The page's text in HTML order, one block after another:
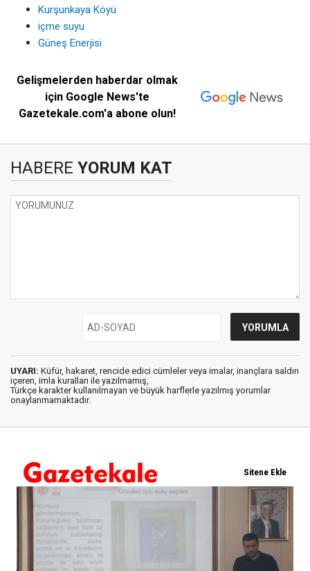
Kurşunkaya Köyü
içme suyu
Güneş Enerjisi
Gelişmelerden haberdar olmak
için Google News'te
Gazetekale.com'a abone olun!
HABERE YORUM KAT
UYARI: Küfür, hakaret, rencide edici cümleler veya imalar, inançlara saldırı
içeren, imla kuralları ile yazılmamış,
Türkçe karakter kullanılmayan ve büyük harflerle yazılmış yorumlar
onaylanmamaktadır.